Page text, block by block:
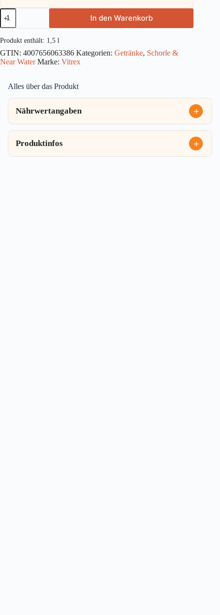
Vitrex
Schwarze
Johanisbeere
PET
EW
1,5l
Menge
In den Warenkorb
Produkt enthält: 1,5 l
GTIN: 4007656063386 Kategorien: Getränke, Schorle &
Near Water Marke: Vitrex
Alles über das Produkt
Nährwertangaben
Produktinfos